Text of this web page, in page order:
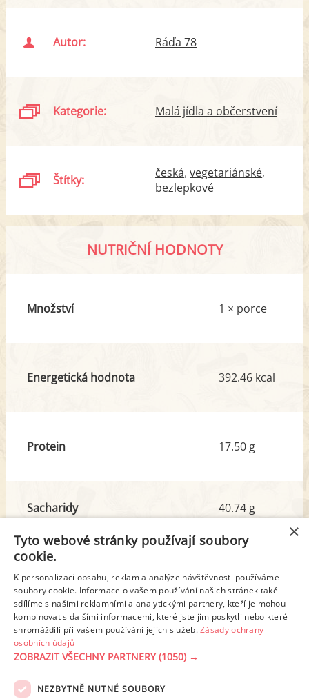
Autor: Ráďa 78
Kategorie: Malá jídla a občerstvení
Štítky: česká vegetariánské
bezlepkové
NUTRIČNÍ HODNOTY
Množství 1 × porce
Energetická hodnota 392.46 kcal
Protein 17.50 g
Sacharidy
z toho cukr
40.74 g
7.51 g
Tuk
z toho nas. mastné kyseliny
14.61 g
2.94 g
Detailní rozpis
×
Tyto webové stránky používají soubory
cookie.
K personalizaci obsahu, reklam a analýze návštěvnosti používáme
soubory cookie. Informace o vašem používání našich stránek také
sdílíme s našimi reklamními a analytickými partnery, kteří je mohou
kombinovat s dalšími informacemi, které jste jim poskytli nebo které
shromáždili při vašem používání jejich služeb.Zásady ochrany
osobních údajů
ZOBRAZIT VŠECHNY PARTNERY(1050) →
NEZBYTNĚ NUTNÉ SOUBORY